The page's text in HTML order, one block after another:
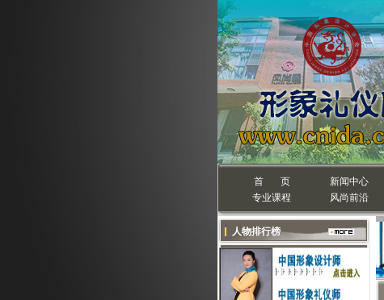
首 页 新闻中心
专业课程
风尚前沿
人物排行榜